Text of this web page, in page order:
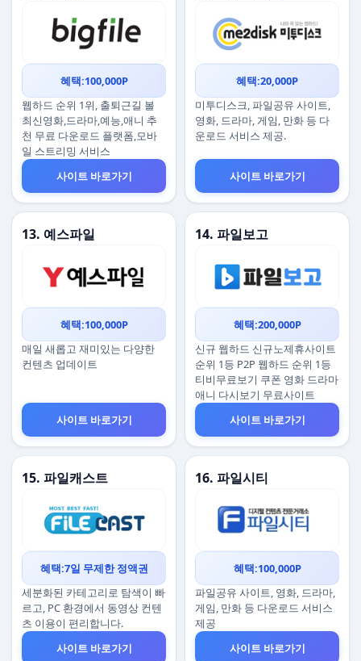
혜택:100,000P
웹하드 순위 1위, 출퇴근길 볼
최신영화,드라마,예능,애니 추
천 무료 다운로드 플랫폼,모바
일 스트리밍 서비스
사이트 바로가기
혜택:20,000P
미투디스크, 파일공유 사이트,
영화, 드라마, 게임, 만화 등 다
운로드 서비스 제공.
사이트 바로가기
13. 예스파일
혜택:100,000P
매일 새롭고 재미있는 다양한
컨텐츠 업데이트
사이트 바로가기
14. 파일보고
혜택:200,000P
신규 웹하드 신규노제휴사이트
순위 1등 P2P 웹하드 순위 1등
티비무료보기 쿠폰 영화 드라마
애니 다시보기 무료사이트
사이트 바로가기
15. 파일캐스트
혜택:7일 무제한 정액권
세분화된 카테고리로 탐색이 빠
르고, PC 환경에서 동영상 컨텐
츠 이용이 편리합니다.
사이트 바로가기
16. 파일시티
혜택:100,000P
파일공유 사이트, 영화, 드라마,
게임, 만화 등 다운로드 서비스
제공
사이트 바로가기